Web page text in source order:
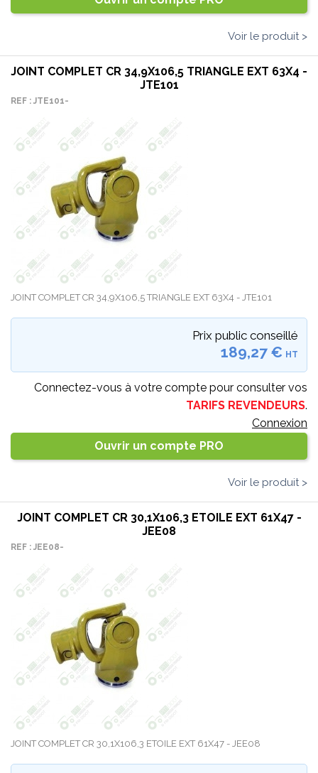
Voir le produit >
JOINT COMPLET CR 34,9X106,5 TRIANGLE EXT 63X4 -
JTE101
REF : JTE101-
JOINT COMPLET CR 34,9X106,5 TRIANGLE EXT 63X4 - JTE101
Prix public conseillé
189,27 € HT
Connectez-vous à votre compte pour consulter vos
TARIFS REVENDEURS.
Connexion
Ouvrir un compte PRO
Voir le produit >
JOINT COMPLET CR 30,1X106,3 ETOILE EXT 61X47 -
JEE08
REF : JEE08-
JOINT COMPLET CR 30,1X106,3 ETOILE EXT 61X47 - JEE08